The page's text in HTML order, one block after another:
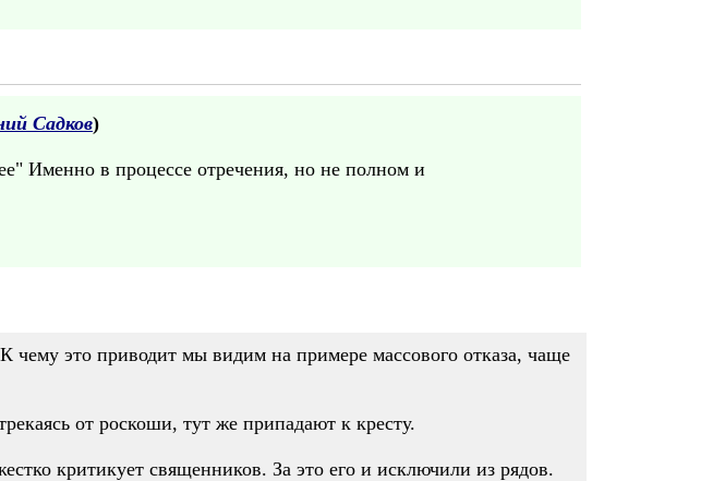
Садков)
Именно в процессе отречения, но не полном и
чему это приводит мы видим на примере массового отказа, чаще
от роскоши, тут же припадают к кресту.
критикует священников. За это его и исключили из рядов.